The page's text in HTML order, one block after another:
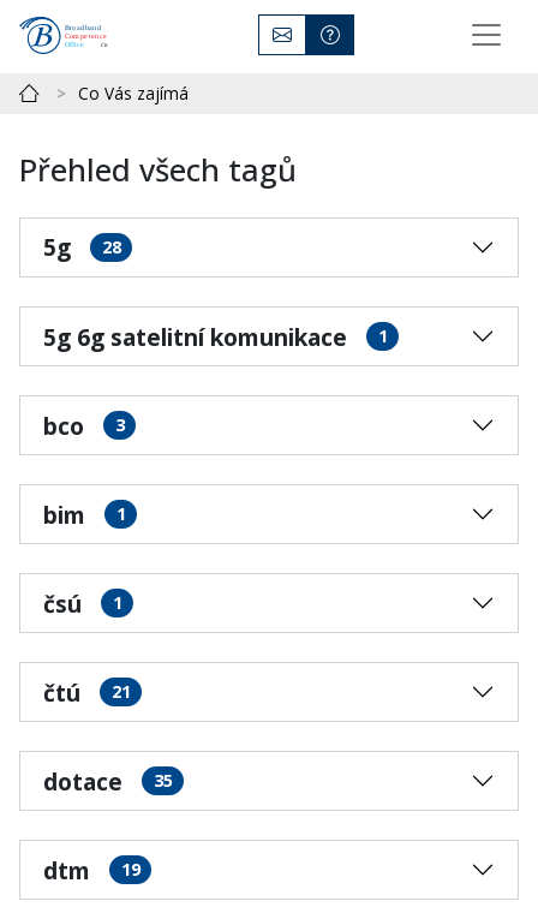
Co Vás zajímá
Přehled všech tagů
5g 28
5g 6g satelitní komunikace 1
bco 3
bim 1
čsú 1
čtú 21
dotace 35
dtm 19